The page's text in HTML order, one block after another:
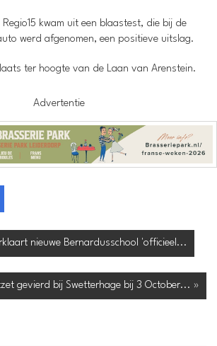
kwam uit een blaastest, die bij de
werd afgenomen, een positieve uitslag.
ter hoogte van de Laan van Arenstein.
Advertentie
nieuwe Bernardusschool 'officieel...
gevierd bij Swetterhage bij 3 October... »